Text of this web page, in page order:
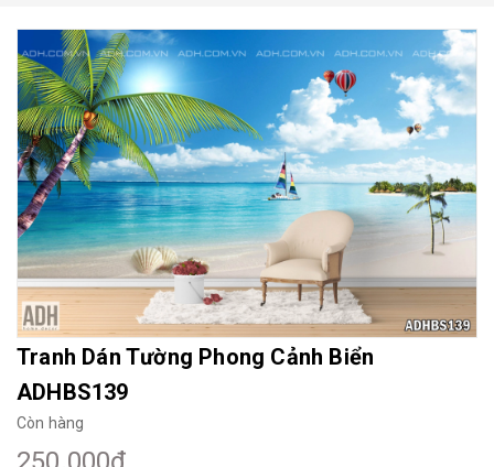
Mua File Tranh Tranh Thực Tế
Thế giới Decor Giới thiệu
Tranh Dán Tường Phong Cảnh Biển
ADHBS139
Còn hàng